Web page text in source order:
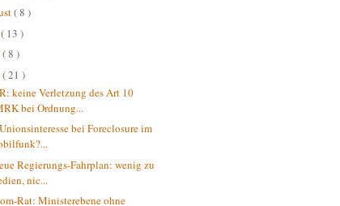
( 8 )
( 13 )
( 8 )
( 21 )
keine Verletzung des Art 10
bei Ordnung...
bei Foreclosure im
Regierungs-Fahrplan: wenig zu
nic...
Rat: Ministerebene ohne